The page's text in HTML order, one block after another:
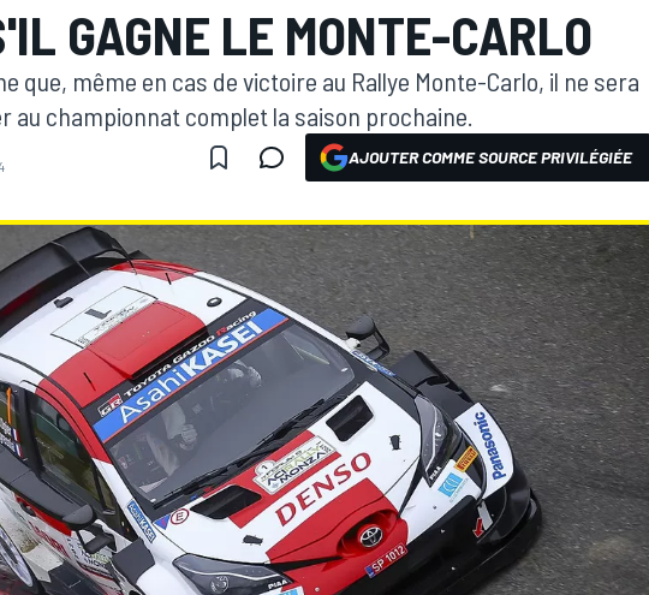
GAGNE LE MONTE-CARLO
que, même en cas de victoire au Rallye Monte-Carlo, il ne sera
au championnat complet la saison prochaine.
AJOUTER COMME SOURCE PRIVILÉGIÉE